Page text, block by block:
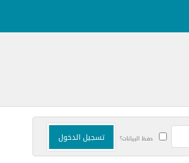
حفظ البيانات؟